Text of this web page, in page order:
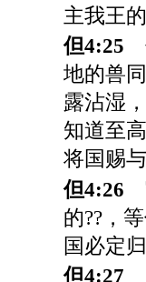
主我王
但4:25
地的兽
露沾湿
知道至
将国赐
但4:26
的??，
国必定归
但4:27